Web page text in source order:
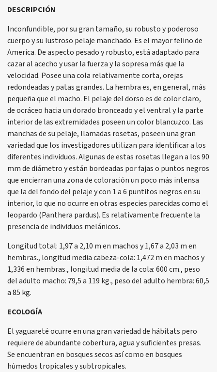
DESCRIPCIÓN
Inconfundible, por su gran tamaño, su robusto y poderoso
cuerpo y su lustroso pelaje manchado. Es el mayor felino de
America. De aspecto pesado y robusto, está adaptado para
cazar al acecho y usar la fuerza y la sopresa más que la
velocidad. Posee una cola relativamente corta, orejas
redondeadas y patas grandes. La hembra es, en general, más
pequeña que el macho. El pelaje del dorso es de color claro,
de ocráceo hacia un dorado bronceado y el ventral y la parte
interior de las extremidades poseen un color blancuzco. Las
manchas de su pelaje, llamadas rosetas, poseen una gran
variedad que los investigadores utilizan para identificar a los
diferentes individuos. Algunas de estas rosetas llegan a los 90
mm de diámetro y están bordeadas por fajas o puntos negros
que encierran una zona de coloración un poco más intensa
que la del fondo del pelaje y con 1 a 6 puntitos negros en su
interior, lo que no ocurre en otras especies parecidas como el
leopardo (Panthera pardus). Es relativamente frecuente la
presencia de individuos melánicos.
Longitud total: 1,97 a 2,10 m en machos y 1,67 a 2,03 m en
hembras., longitud media cabeza-cola: 1,472 m en machos y
1,336 en hembras., longitud media de la cola: 600 cm., peso
del adulto macho: 79,5 a 119 kg., peso del adulto hembra: 60,5
a 85 kg.
ECOLOGÍA
El yaguareté ocurre en una gran variedad de hábitats pero
requiere de abundante cobertura, agua y suficientes presas.
Se encuentran en bosques secos así como en bosques
húmedos tropicales y subtropicales.